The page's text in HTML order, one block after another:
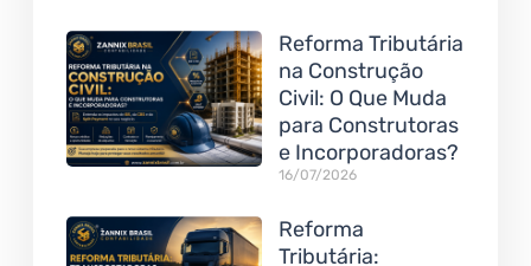
Reforma Tributária
na Construção
Civil: O Que Muda
para Construtoras
e Incorporadoras?
16/07/2026
Reforma
Tributária: